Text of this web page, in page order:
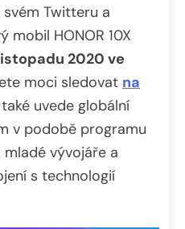
svém Twitteru a
mobil HONOR 10X
2020 ve
moci sledovat na
uvede globální
v podobě programu
mladé vývojáře a
s technologií